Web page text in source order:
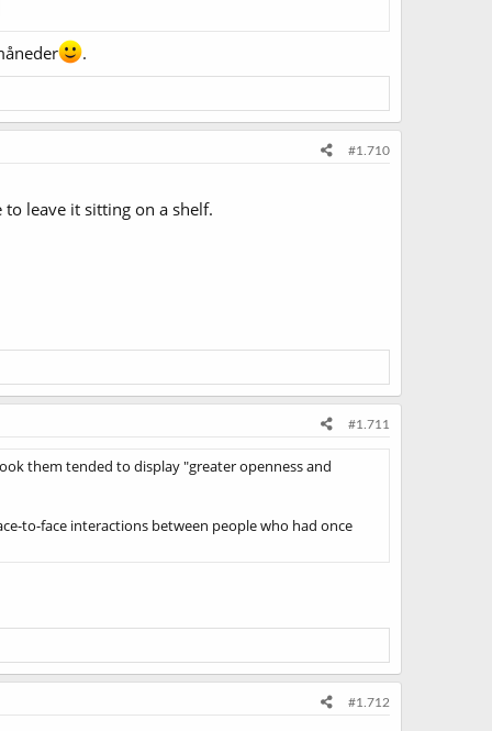
.
#1.710
leave it sitting on a shelf.
#1.711
them tended to display "greater openness and
to-face interactions between people who had once
#1.712